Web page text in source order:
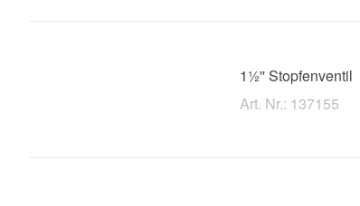
1½'' Stopfenventil
Art. Nr.: 137155